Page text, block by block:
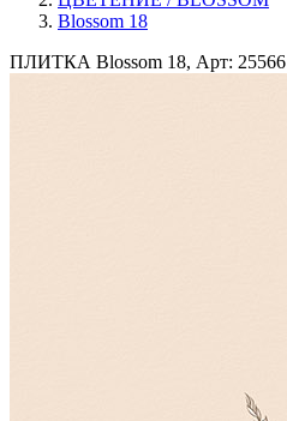
Blossom 18
ПЛИТКА Blossom 18, Арт: 25566